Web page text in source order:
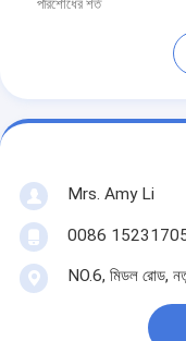
পরিশোধের শর্ত
Mrs. Amy Li
0086
NO.6, মিডল রোড,